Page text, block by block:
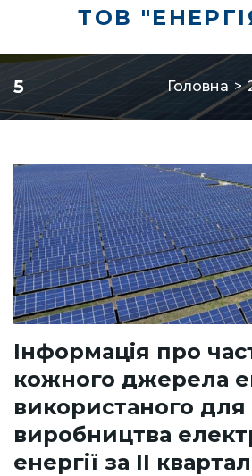
ТОВ
5 Головна >
Інформація про
кожного джерела
використаного для
виробництва
енергії за ІI